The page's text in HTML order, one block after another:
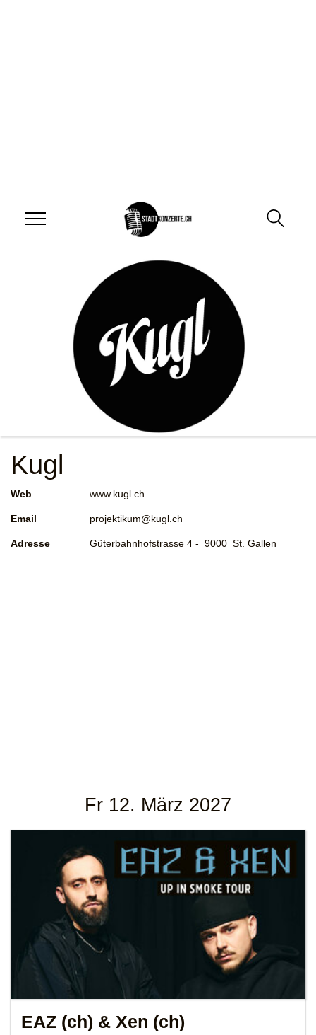
Kugl
Web www.kugl.ch
Email projektikum@kugl.ch
Adresse Güterbahnhofstrasse 4 - 9000 St. Gallen
Fr 12. März 2027
EAZ (ch) & Xen (ch)